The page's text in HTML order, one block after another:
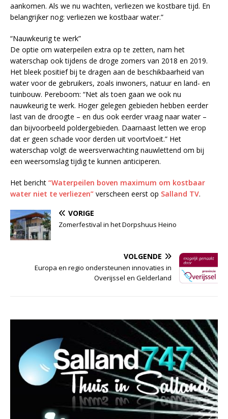
aankomen. Als we nu wachten, verliezen we kostbare tijd. En
belangrijker nog: verliezen we kostbaar water.”
“Nauwkeurig te werk”
De optie om waterpeilen extra op te zetten, nam het
waterschap ook tijdens de droge zomers van 2018 en 2019.
Het bleek positief bij te dragen aan de beschikbaarheid van
water voor de gebruikers, zoals inwoners, natuur en land- en
tuinbouw. Pereboom: “Net als toen gaan we ook nu
nauwkeurig te werk. Hoger gelegen gebieden hebben eerder
last van de droogte – en dus ook eerder vraag naar water –
dan bijvoorbeeld poldergebieden. Daarnaast letten we erop
dat er geen schade voor derden uit voortvloeit.” Het
waterschap volgt de weersverwachting nauwlettend om bij
een weersomslag tijdig te kunnen anticiperen.
Het bericht “Waterpeilen boven maximum om kostbaar
water niet te verliezen” verscheen eerst op Salland TV.
VORIGE
Zomerfestival in het Dorpshuus Heino
VOLGENDE
Europa en regio ondersteunen innovaties in
Overijssel en Gelderland